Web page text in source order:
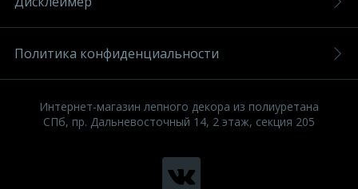
Политика конфиденциальности
Интернет-магазин лепного декора из полиуретана
СПб, пр. Дальневосточный 14, 2 этаж, секция 205